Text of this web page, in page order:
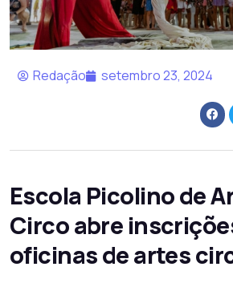
Redação setembro 23, 2024
Escola Picolino de
Circo abre
oficinas de artes